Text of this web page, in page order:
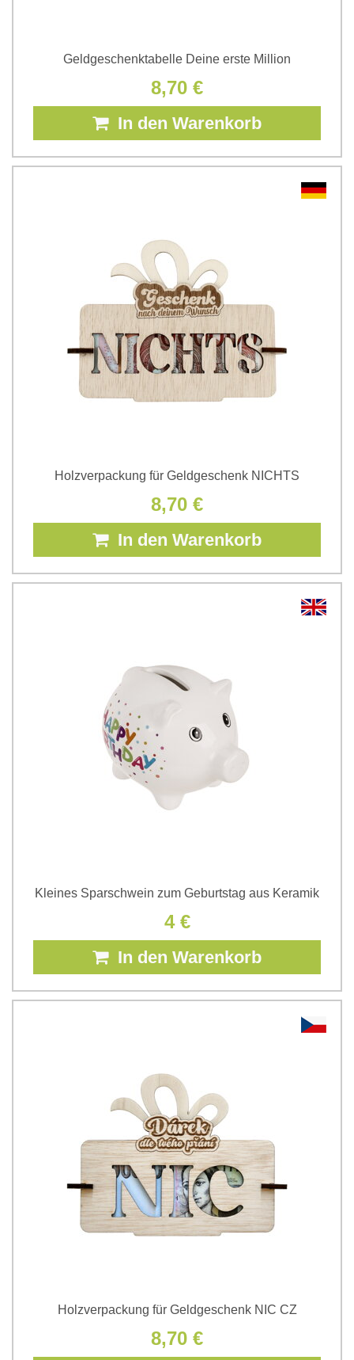
Geldgeschenktabelle Deine erste Million
8,70 €
In den Warenkorb
Holzverpackung für Geldgeschenk NICHTS
8,70 €
In den Warenkorb
Kleines Sparschwein zum Geburtstag aus Keramik
4 €
In den Warenkorb
Holzverpackung für Geldgeschenk NIC CZ
8,70 €